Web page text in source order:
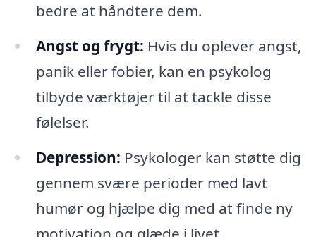
bedre at håndtere dem.
Angst og frygt: Hvis du oplever angst,
panik eller fobier, kan en psykolog
tilbyde værktøjer til at tackle disse
følelser.
Depression: Psykologer kan støtte dig
gennem svære perioder med lavt
humør og hjælpe dig med at finde ny